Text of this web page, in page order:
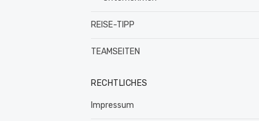
REISE-TIPP
TEAMSEITEN
RECHTLICHES
Impressum